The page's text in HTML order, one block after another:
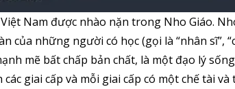
Nam được nhào nặn trong Nho Giáo.
của những người có học (gọi là “nhân sĩ”,
mẽ bất chấp bản chất, là một đạo lý
các giai cấp và mỗi giai cấp có một chế tài